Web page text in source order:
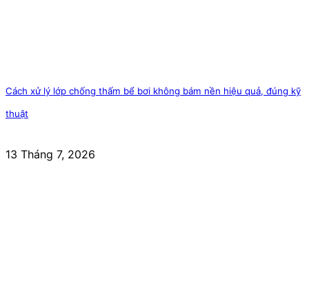
Cách xử lý lớp chống thấm bể bơi không bám nền hiệu quả, đúng kỹ
thuật
13 Tháng 7, 2026